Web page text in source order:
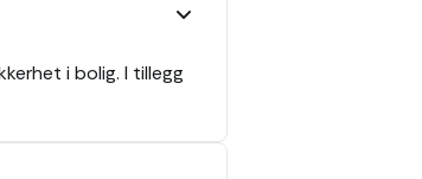
i bolig. I tillegg